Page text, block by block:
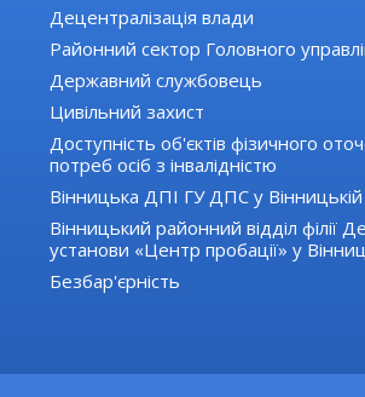
Децентралізація влади
Районний сектор Головного
Державний службовець
Цивільний захист
Доступність об'єктів фізичного
потреб осіб з інвалідністю
Вінницька ДПІ ГУ ДПС у Вінницькій
Вінницький районний відділ філії
установи «Центр пробації» у
Безбар'єрність